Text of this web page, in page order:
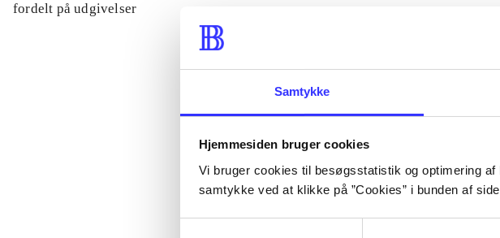
Samtykke
Hjemmesiden bruger cookies
Vi bruger cookies til besøgsstatistik og optimering
samtykke ved at klikke på ”Cookies” i bunden af
fordelt på udgivelser
...